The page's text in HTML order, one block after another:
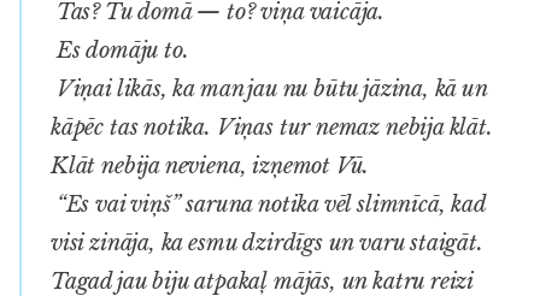
Tas? Tu domā — to? viņa vaicāja.
Es domāju to.
Viņai likās, ka man jau nu būtu jāzina, kā un
kāpēc tas notika. Viņas tur nemaz nebija klāt.
Klāt nebija neviena, izņemot Vū.
“Es vai viņš” saruna notika vēl slimnīcā, kad
visi zināja, ka esmu dzirdīgs un varu staigāt.
Tagad jau biju atpakaļ mājās, un katru reizi